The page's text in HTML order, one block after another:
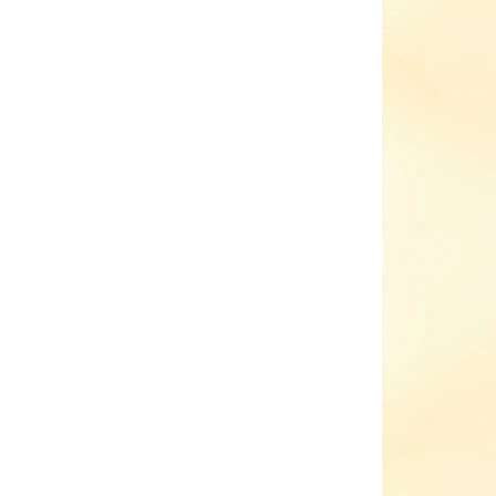
Hopi Hop zimní šedé